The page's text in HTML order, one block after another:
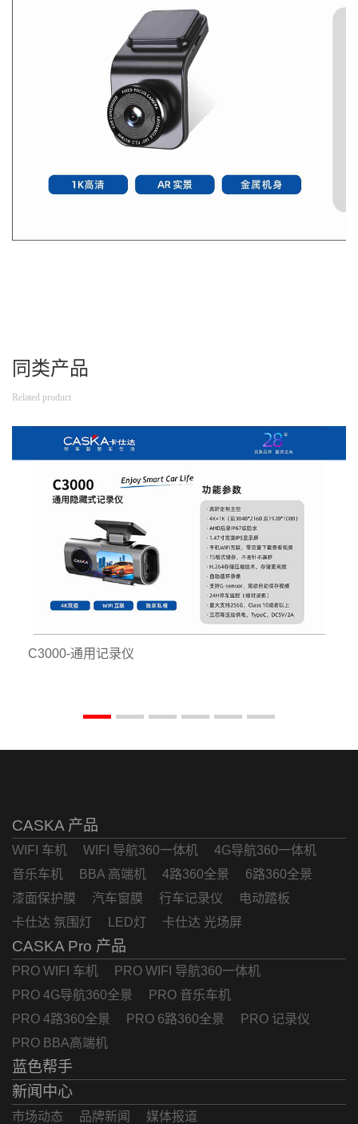
同类产品
Related product
C3000-通用记录仪
CASKA 产品
WIFI 车机 WIFI 导航360一体机
4G导航360一体机
音乐车机
BBA 高端机 4路360全景
6路360全景
漆面保护膜
汽车窗膜 行车记录仪
电动踏板
卡仕达 氛围灯
LED灯 卡仕达 光场屏
CASKA Pro 产品
PRO WIFI 车机
PRO WIFI 导航360一体机
PRO 4G导航360全景
PRO 音乐车机
PRO 4路360全景
PRO 6路360全景
PRO 记录仪
PRO BBA高端机
蓝色帮手
新闻中心
市场动态 品牌新闻 媒体报道